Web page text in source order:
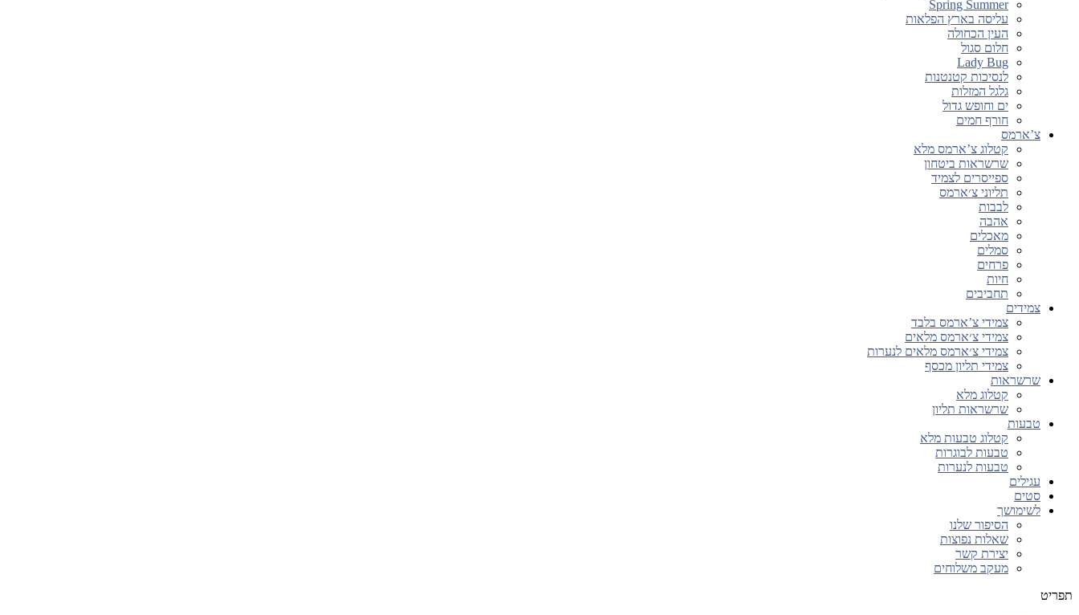
Spring Summer
עליסה בארץ הפלאות
העין הכחולה
חלום סגול
Lady Bug
לנסיכות קטנטנות
גלגל המזלות
ים וחופש גדול
חורף חמים
צ’ארמס
קטלוג צ’ארמס מלא
שרשראות ביטחון
ספייסרים לצמיד
תליוני צ׳ארמס
לבבות
אהבה
מאכלים
סמלים
פרחים
חיות
תחביבים
צמידים
צמידי צ’ארמס בלבד
צמידי צ׳ארמס מלאים
צמידי צ׳ארמס מלאים לנערות
צמידי תליון מכסף
שרשראות
קטלוג מלא
שרשראות תליון
טבעות
קטלוג טבעות מלא
טבעות לבוגרות
טבעות לנערות
עגילים
סטים
לשימושך
הסיפור שלנו
שאלות נפוצות
יצירת קשר
מעקב משלוחים
תפריט